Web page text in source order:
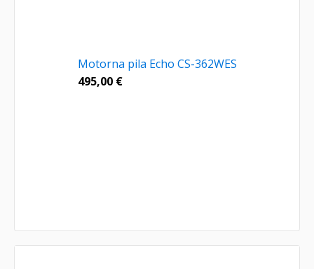
Motorna pila Echo CS-362WES
495,00 €